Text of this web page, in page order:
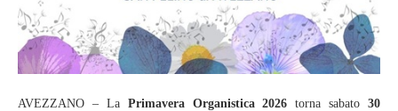
AVEZZANO – La Primavera Organistica 2026 torna sabato 30